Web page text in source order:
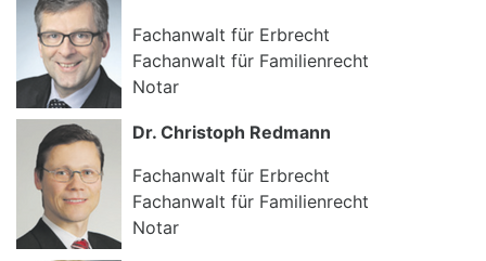
Fachanwalt für Erbrecht
Fachanwalt für Familienrecht
Notar
Dr. Christoph Redmann
Fachanwalt für Erbrecht
Fachanwalt für Familienrecht
Notar